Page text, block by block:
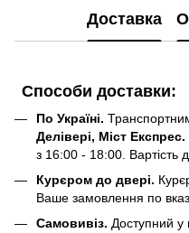
Доставка
Способи доставки:
По Україні.
Делівері, Міст Експрес.
з 16:00 - 18:00. Вартість
Курєром до двері.
Ваше замовлення по
Самовивіз. Доступний у